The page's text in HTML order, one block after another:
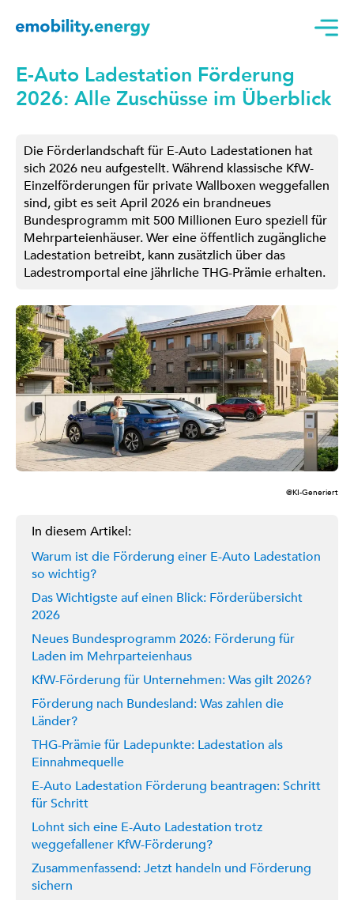
E-Auto Ladestation Förderung
2026: Alle Zuschüsse im Überblick
Die Förderlandschaft für E-Auto Ladestationen hat
sich 2026 neu aufgestellt. Während klassische KfW-
Einzelförderungen für private Wallboxen weggefallen
sind, gibt es seit April 2026 ein brandneues
Bundesprogramm mit 500 Millionen Euro speziell für
Mehrparteienhäuser. Wer eine öffentlich zugängliche
Ladestation betreibt, kann zusätzlich über das
Ladestromportal eine jährliche THG-Prämie erhalten.
@KI-Generiert
In diesem Artikel:
Warum ist die Förderung einer E-Auto Ladestation
so wichtig?
Das Wichtigste auf einen Blick: Förderübersicht
2026
Neues Bundesprogramm 2026: Förderung für
Laden im Mehrparteienhaus
KfW-Förderung für Unternehmen: Was gilt 2026?
Förderung nach Bundesland: Was zahlen die
Länder?
THG-Prämie für Ladepunkte: Ladestation als
Einnahmequelle
E-Auto Ladestation Förderung beantragen: Schritt
für Schritt
Lohnt sich eine E-Auto Ladestation trotz
weggefallener KfW-Förderung?
Zusammenfassend: Jetzt handeln und Förderung
sichern